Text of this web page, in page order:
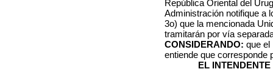
República Oriental del
Administración notifique a
3o) que la mencionada
tramitarán por vía
CONSIDERANDO: que el
entiende que corresponde
EL